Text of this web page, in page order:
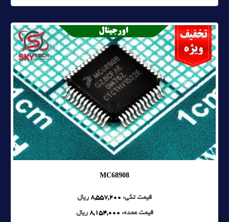
MC68908
قیمت تکی: 8,557,200 ریال
قیمت عمده: 8,154,000 ریال